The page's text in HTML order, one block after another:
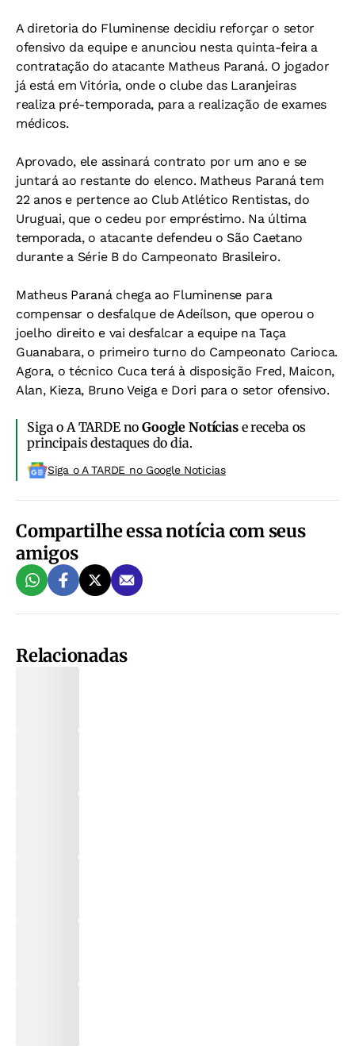
A diretoria do Fluminense decidiu reforçar o setor
ofensivo da equipe e anunciou nesta quinta-feira a
contratação do atacante Matheus Paraná. O jogador
já está em Vitória, onde o clube das Laranjeiras
realiza pré-temporada, para a realização de exames
médicos.
Aprovado, ele assinará contrato por um ano e se
juntará ao restante do elenco. Matheus Paraná tem
22 anos e pertence ao Club Atlético Rentistas, do
Uruguai, que o cedeu por empréstimo. Na última
temporada, o atacante defendeu o São Caetano
durante a Série B do Campeonato Brasileiro.
Matheus Paraná chega ao Fluminense para
compensar o desfalque de Adeílson, que operou o
joelho direito e vai desfalcar a equipe na Taça
Guanabara, o primeiro turno do Campeonato Carioca.
Agora, o técnico Cuca terá à disposição Fred, Maicon,
Alan, Kieza, Bruno Veiga e Dori para o setor ofensivo.
Siga o A TARDE noGoogle Notíciase receba os
principais destaques do dia.
Siga o A TARDE no Google Noticias
Compartilhe essa notícia com seus
amigos
Relacionadas